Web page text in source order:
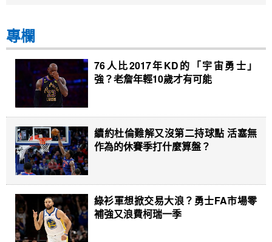
專欄
76人比2017年KD的「宇宙勇士」
強？老詹年輕10歲才有可能
續約杜倫難解又沒第二持球點 活塞無
作為的休賽季打什麼算盤？
綠衫軍想掀交易大浪？勇士FA市場零
補強又浪費柯瑞一季